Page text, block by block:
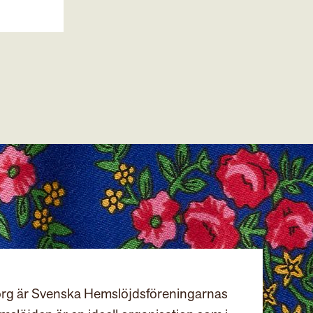
är Svenska Hemslöjdsföreningarnas